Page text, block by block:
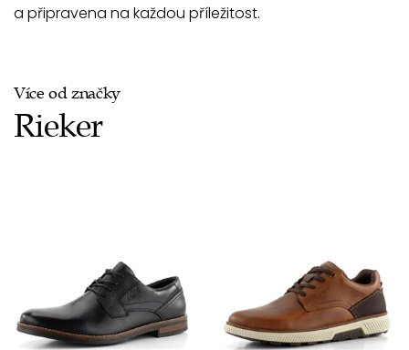
a připravena na každou příležitost.
Více od značky
Rieker